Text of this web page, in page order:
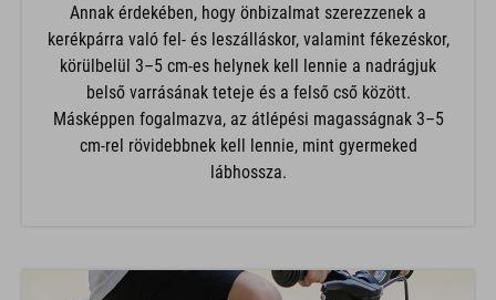
Annak érdekében, hogy önbizalmat szerezzenek a
kerékpárra való fel- és leszálláskor, valamint fékezéskor,
körülbelül 3–5 cm-es helynek kell lennie a nadrágjuk
belső varrásának teteje és a felső cső között.
Másképpen fogalmazva, az átlépési magasságnak 3–5
cm-rel rövidebbnek kell lennie, mint gyermeked
lábhossza.